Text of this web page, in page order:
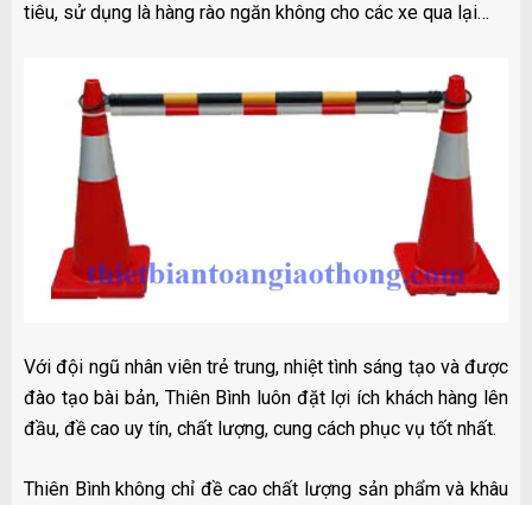
tiêu, sử dụng là hàng rào ngăn không cho các xe qua lại…
Với đội ngũ nhân viên trẻ trung, nhiệt tình sáng tạo và được
đào tạo bài bản, Thiên Bình luôn đặt lợi ích khách hàng lên
đầu, đề cao uy tín, chất lượng, cung cách phục vụ tốt nhất.
Thiên Bình không chỉ đề cao chất lượng sản phẩm và khâu